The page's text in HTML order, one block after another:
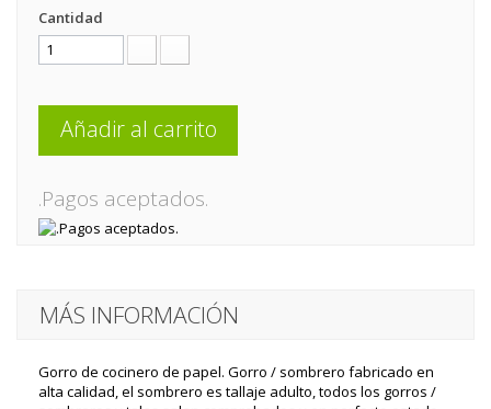
Cantidad
Añadir al carrito
.Pagos aceptados.
MÁS INFORMACIÓN
Gorro de cocinero de papel. Gorro / sombrero fabricado en
alta calidad, el sombrero es tallaje adulto, todos los gorros /